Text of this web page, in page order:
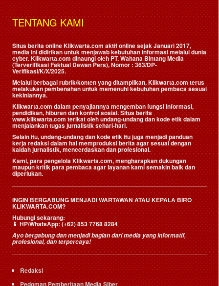
TENTANG KAMI
Situs berita online Klikwarta.com aktif online sejak Januari 2017,
media ini didirikan untuk menjawab kebutuhan informasi melalui dunia
cyber. Klikwarta.com dinaungi oleh PT. Wahana Bintang Media
(Terverifikasi Faktual Dewan Pers), Nomor : 363/DP-
Verifikasi/K/X/2025.
Melalui berbagai rubrik/konten yang ditampilkan, Klikwarta.com terus
melakukan pembenahan untuk memenuhi kebutuhan pembaca sesuai
kekiniannya.
Klikwarta.com dalam penyajiannya mengemban fungsi informasi,
pendidikan, hiburan dan kontrol sosial. Situs berita
www.klikwarta.com terikat oleh undang-undang dan kode etik dalam
menjalankan tugas jurnalistik sehari-hari.
Selain itu, undang-undang dan kode etik itu juga menjadi panduan
kerja redaksi dalam hal memproduksi berita agar sesuai dengan
kaidah jurnalistik, mencerdaskan dan profesional.
Kami, para pengelola Klikwarta.com, mengharapkan dukungan
maupun kritik para pembaca agar layanan kami semakin baik dan
diperlukan.
INGIN BERGABUNG MENJADI WARTAWAN ATAU KEPALA BIRO
KLIKWARTA.COM?
Hubungi sekarang:
📱HP/WhatsApp:(+62) 853 7768 8284
Ayo bergabung dan menjadi bagian dari media yang informatif,
profesional, dan terpercaya!
Redaksi
Pedoman Pemberitaan Media Siber